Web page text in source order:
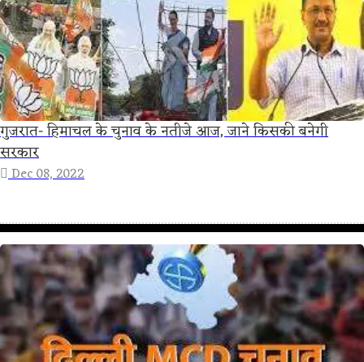
गुजरात- हिमाचल के चुनाव के नतीजे आज, जाने किसकी बनेगी
सरकार
Dec 08, 2022